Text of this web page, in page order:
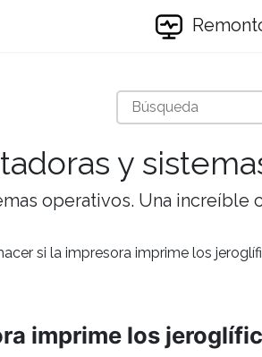
y
operativos. Una
si la impresora imprime los
imprime los